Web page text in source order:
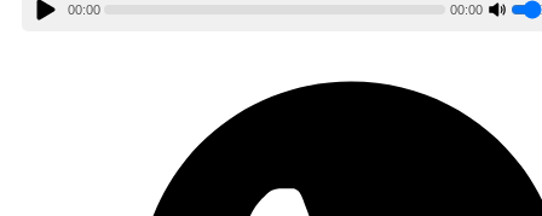
00:00 00:00